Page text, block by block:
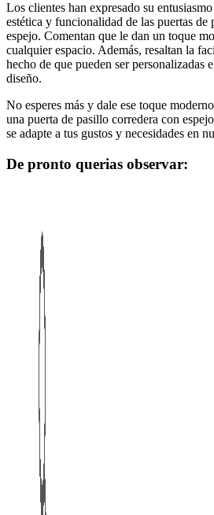
Los clientes han expresado su
estética y funcionalidad de las puertas de
espejo. Comentan que le dan un toque
cualquier espacio. Además, resaltan la
hecho de que pueden ser personalizadas
diseño.
No esperes más y dale ese toque
una puerta de pasillo corredera con
se adapte a tus gustos y necesidades en
De pronto querias observar: